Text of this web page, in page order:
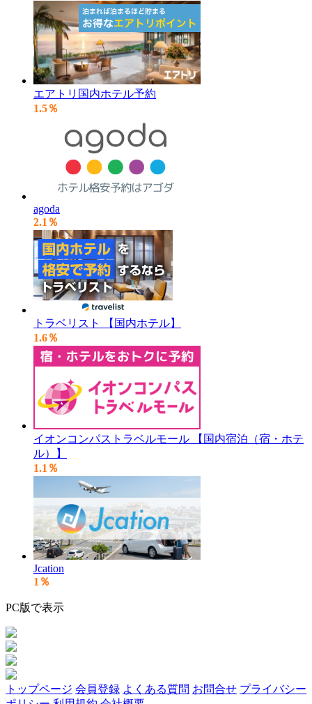
エアトリ国内ホテル予約
1.5％
agoda
2.1％
トラベリスト 【国内ホテル】
1.6％
イオンコンパストラベルモール 【国内宿泊（宿・ホテ
ル）】
1.1％
Jcation
1％
PC版で表示
トップページ 会員登録 よくある質問 お問合せ プライバシー